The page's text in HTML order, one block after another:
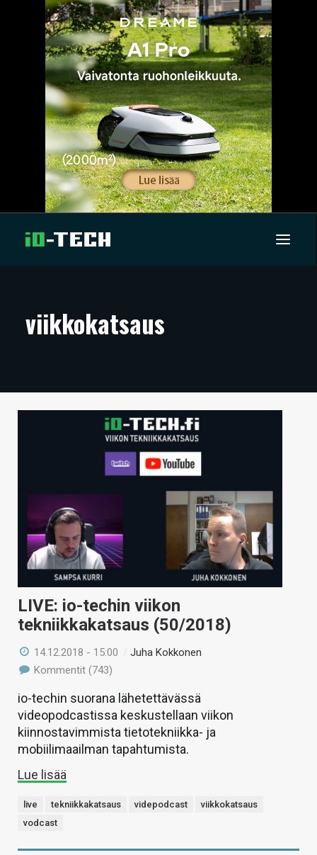
ARTIKKELIT
TECHBBS
VAIHDA TEEMA
HAKU
viikkokatsaus
LIVE: io-techin viikon
tekniikkakatsaus (50/2018)
14.12.2018 - 15:00 /Juha Kokkonen
Kommentit (743)
io-techin suorana lähetettävässä
videopodcastissa keskustellaan viikon
kiinnostavimmista tietotekniikka- ja
mobiilimaailman tapahtumista.
Lue lisää
live tekniikkakatsaus videpodcast
viikkokatsaus
vodcast